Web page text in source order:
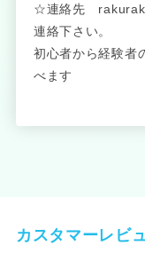
☆連絡先
連絡下さい。
初心者から経験者
べます
カスタマーレビ